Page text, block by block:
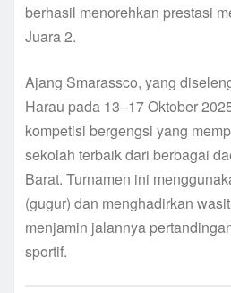
berhasil menorehkan prestasi
Juara 2.
Ajang Smarassco, yang
Harau pada 13–17 Oktober
kompetisi bergengsi yang
sekolah terbaik dari berbagai
Barat. Turnamen ini
(gugur) dan menghadirkan
menjamin jalannya
sportif.